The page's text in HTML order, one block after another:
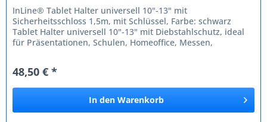
InLine® Tablet Halter universell 10"-13" mit
Sicherheitsschloss 1,5m, mit Schlüssel, Farbe: schwarz
Tablet Halter universell 10"-13" mit Diebstahlschutz, ideal
für Präsentationen, Schulen, Homeoffice, Messen,
48,50 € *
In den Warenkorb